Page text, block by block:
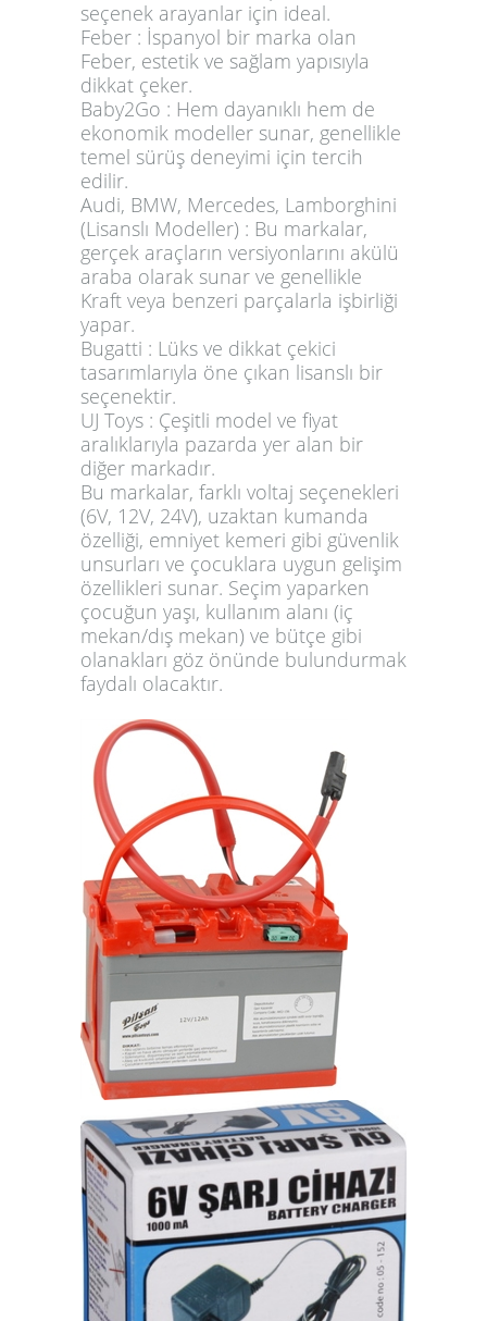
seçenek arayanlar için ideal.
Feber : İspanyol bir marka olan
Feber, estetik ve sağlam yapısıyla
dikkat çeker.
Baby2Go : Hem dayanıklı hem de
ekonomik modeller sunar, genellikle
temel sürüş deneyimi için tercih
edilir.
Audi, BMW, Mercedes, Lamborghini
(Lisanslı Modeller) : Bu markalar,
gerçek araçların versiyonlarını akülü
araba olarak sunar ve genellikle
Kraft veya benzeri parçalarla işbirliği
yapar.
Bugatti : Lüks ve dikkat çekici
tasarımlarıyla öne çıkan lisanslı bir
seçenektir.
UJ Toys : Çeşitli model ve fiyat
aralıklarıyla pazarda yer alan bir
diğer markadır.
Bu markalar, farklı voltaj seçenekleri
(6V, 12V, 24V), uzaktan kumanda
özelliği, emniyet kemeri gibi güvenlik
unsurları ve çocuklara uygun gelişim
özellikleri sunar. Seçim yaparken
çocuğun yaşı, kullanım alanı (iç
mekan/dış mekan) ve bütçe gibi
olanakları göz önünde bulundurmak
faydalı olacaktır.